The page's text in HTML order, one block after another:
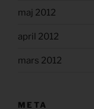
maj 2012
april 2012
mars 2012
META